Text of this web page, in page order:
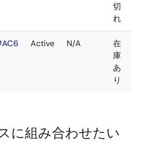
切
れ
Active N/A
在
庫
あ
り
に組み合わせたい